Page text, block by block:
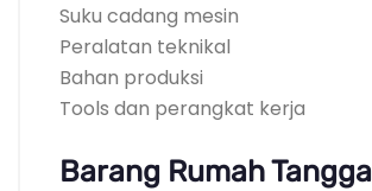
Suku cadang mesin
Peralatan teknikal
Bahan produksi
Tools dan perangkat kerja
Barang Rumah Tangga